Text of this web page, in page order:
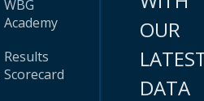
WBG
Academy
Results
Scorecard
OUR
DATA